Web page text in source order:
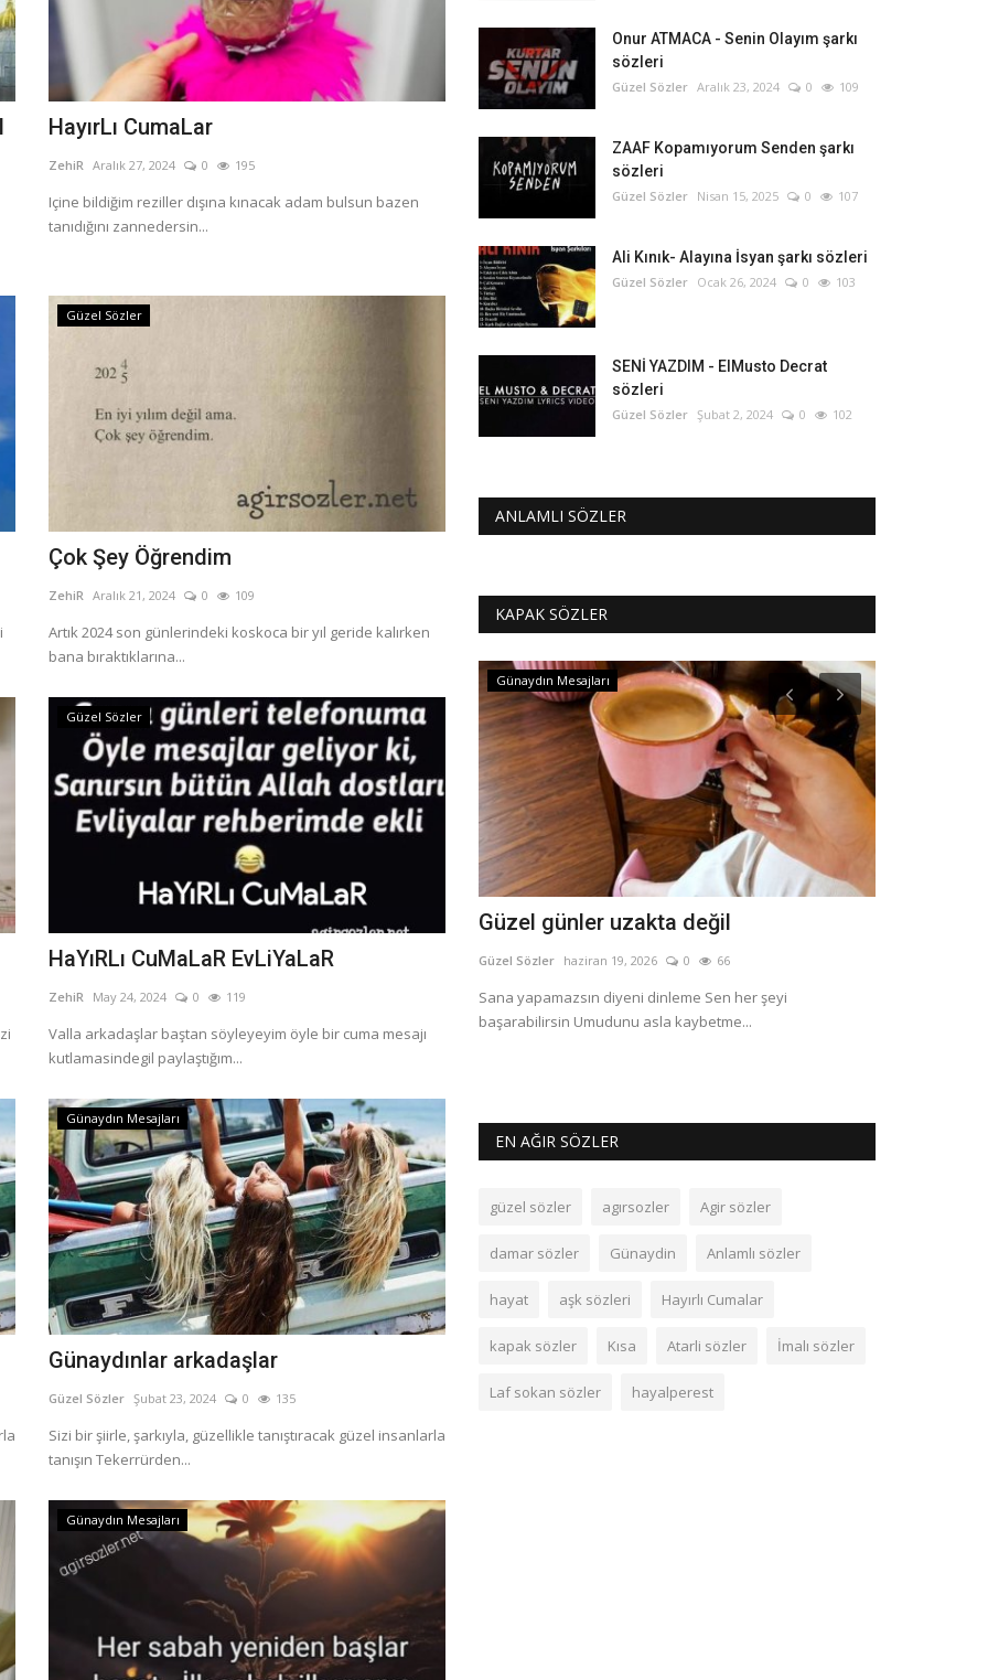
HayırLı CumaLar
ZehiR Aralık 27, 2024 0 195
Içine bildiğim reziller dışına kınacak adam bulsun bazen
tanıdığını zannedersin...
Güzel Sözler
Çok Şey Öğrendim
ZehiR Aralık 21, 2024 0 109
Artık 2024 son günlerindeki koskoca bir yıl geride kalırken
bana bıraktıklarına...
Güzel Sözler
HaYıRLı CuMaLaR EvLiYaLaR
ZehiR May 24, 2024 0 119
Valla arkadaşlar baştan söyleyeyim öyle bir cuma mesajı
kutlamasindegil paylaştığım...
Günaydın Mesajları
Günaydınlar arkadaşlar
Güzel Sözler Şubat 23, 2024 0 135
Sizi bir şiirle, şarkıyla, güzellikle tanıştıracak güzel insanlarla
tanışın Tekerrürden...
Günaydın Mesajları
Onur ATMACA - Senin Olayım şarkı
sözleri
Güzel Sözler Aralık 23, 2024 0 109
ZAAF Kopamıyorum Senden şarkı
sözleri
Güzel Sözler Nisan 15, 2025 0 107
Ali Kınık- Alayına İsyan şarkı sözleri
Güzel Sözler Ocak 26, 2024 0 103
SENİ YAZDIM - ElMusto Decrat
sözleri
Güzel Sözler Şubat 2, 2024 0 102
ANLAMLI SÖZLER
KAPAK SÖZLER
sevginin
Gün sizi kendini bilmezlerden kurtarsın
Güzel Sözler temmuz 4, 2026 0 67
Ne isen O'sun Kendini boşa kandırma Dev aynasına
Günaydın Mesajları
Güzel günler uzakta değil
Güzel Sözler haziran 19, 2026 0 66
Sana yapamazsın diyeni dinleme Sen her şeyi
başarabilirsin Umudunu asla kaybetme...
EN AĞIR SÖZLER
güzel sözler agırsozler Agir sözler
damar sözler Günaydin Anlamlı sözler
hayat aşk sözleri Hayırlı Cumalar
kapak sözler Kısa Atarli sözler İmalı sözler
Laf sokan sözler hayalperest